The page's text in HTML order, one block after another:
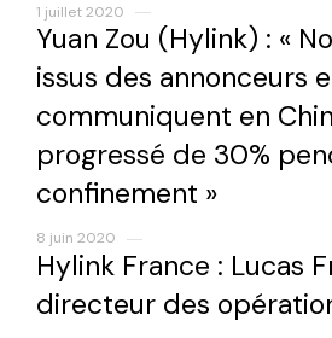
1 juillet 2020
Yuan Zou (Hylink) : «
issus des annonceurs
communiquent en
progressé de 30%
confinement »
8 juin 2020
Hylink France : Lucas
directeur des